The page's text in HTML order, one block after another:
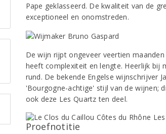
Pape geklasseerd. De kwaliteit van de
exceptioneel en onomstreden.
De wijn rijpt ongeveer veertien
heeft complexiteit en lengte. Heerlijk bij
rund. De bekende Engelse wijnschrijver
'Bourgogne-achtige' stijl van de wijnen;
ook deze Les Quartz ten deel.
Proefnotitie